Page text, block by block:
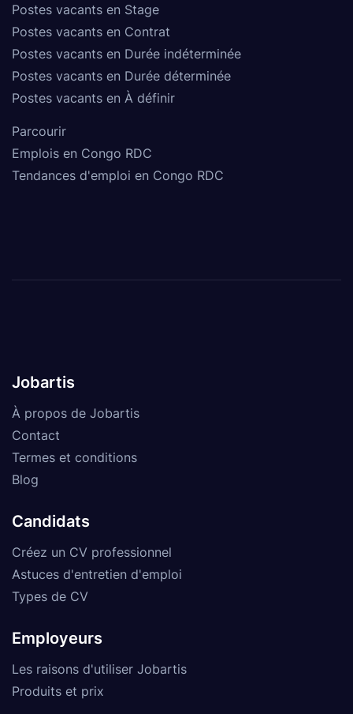
Postes vacants en Stage
Postes vacants en Contrat
Postes vacants en Durée indéterminée
Postes vacants en Durée déterminée
Postes vacants en À définir
Parcourir
Emplois en Congo RDC
Tendances d'emploi en Congo RDC
Jobartis
À propos de Jobartis
Contact
Termes et conditions
Blog
Candidats
Créez un CV professionnel
Astuces d'entretien d'emploi
Types de CV
Employeurs
Les raisons d'utiliser Jobartis
Produits et prix